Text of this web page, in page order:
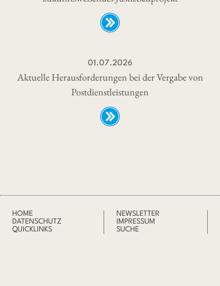
01.07.2026
Aktuelle Herausforderungen bei der Vergabe von
Postdienstleistungen
HOME
NEWSLETTER
DATENSCHUTZ
IMPRESSUM
QUICKLINKS
SUCHE